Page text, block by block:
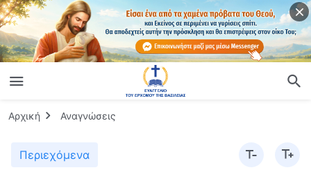
Αρχική Αναγνώσεις
Περιεχόμενα